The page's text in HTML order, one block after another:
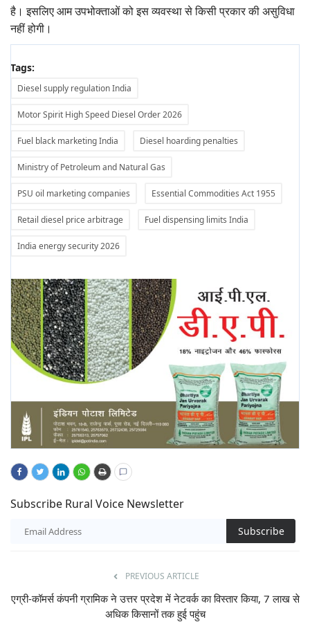
है। इसलिए आम उपभोक्ताओं को इस व्यवस्था से किसी प्रकार की असुविधा
नहीं होगी।
Tags:
Diesel supply regulation India
Motor Spirit High Speed Diesel Order 2026
Fuel black marketing India Diesel hoarding penalties
Ministry of Petroleum and Natural Gas
PSU oil marketing companies Essential Commodities Act 1955
Retail diesel price arbitrage Fuel dispensing limits India
India energy security 2026
Subscribe Rural Voice Newsletter
Subscribe
PREVIOUS ARTICLE
एग्री-कॉमर्स कंपनी ग्रामिक ने उत्तर प्रदेश में नेटवर्क का विस्तार किया, 7 लाख से
अधिक किसानों तक हुई पहुंच